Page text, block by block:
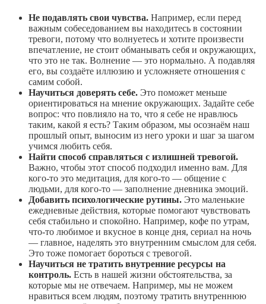
Не подавлять свои чувства. Например, если перед
важным собеседованием вы находитесь в состоянии
тревоги, потому что волнуетесь и хотите произвести
впечатление, не стоит обманывать себя и окружающих,
что это не так. Волнение — это нормально. А подавляя
его, вы создаёте иллюзию и усложняете отношения с
самим собой.
Научиться доверять себе. Это поможет меньше
ориентироваться на мнение окружающих. Задайте себе
вопрос: что повлияло на то, что я себе не нравлюсь
таким, какой я есть? Таким образом, мы осознаём наш
прошлый опыт, выносим из него уроки и шаг за шагом
учимся любить себя.
Найти способ справляться с излишней тревогой.
Важно, чтобы этот способ подходил именно вам. Для
кого-то это медитация, для кого-то — общение с
людьми, для кого-то — заполнение дневника эмоций.
Добавить психологические рутины. Это маленькие
ежедневные действия, которые помогают чувствовать
себя стабильно и спокойно. Например, кофе по утрам,
что-то любимое и вкусное в конце дня, сериал на ночь
— главное, наделять это внутренним смыслом для себя.
Это тоже помогает бороться с тревогой.
Научиться не тратить внутренние ресурсы на
контроль. Есть в нашей жизни обстоятельства, за
которые мы не отвечаем. Например, мы не можем
нравиться всем людям, поэтому тратить внутреннюю